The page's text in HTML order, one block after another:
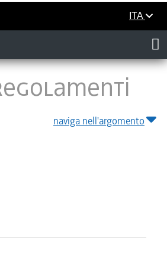
ITA
naviga nell'argomento